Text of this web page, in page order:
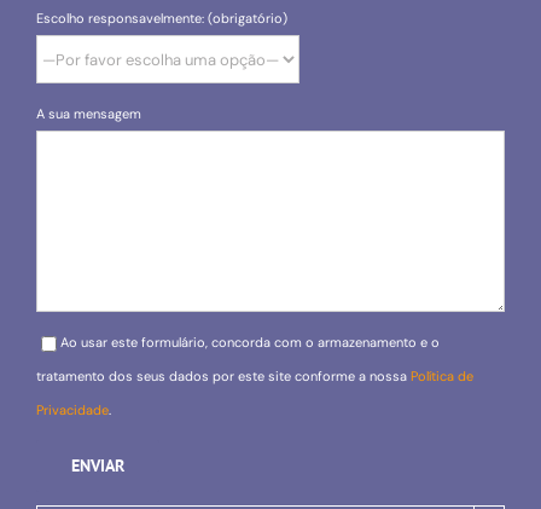
Escolho responsavelmente: (obrigatório)
A sua mensagem
Please leave this field empty.
Ao usar este formulário, concorda com o armazenamento e o
tratamento dos seus dados por este site conforme a nossa Política de
Privacidade.